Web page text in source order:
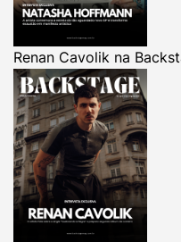
Renan Cavolik na